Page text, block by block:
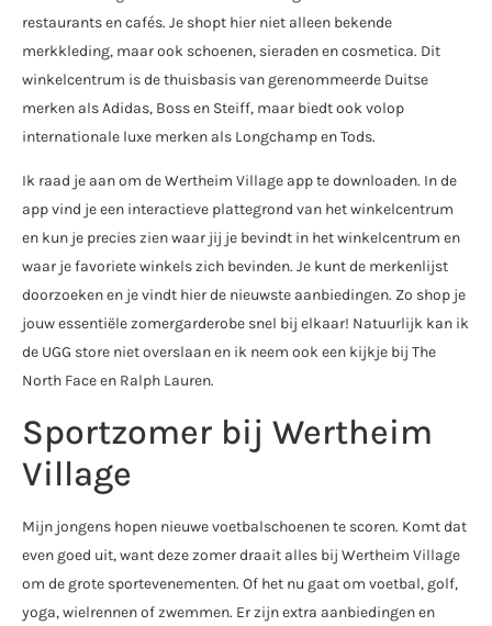
restaurants en cafés. Je shopt hier niet alleen bekende
merkkleding, maar ook schoenen, sieraden en cosmetica. Dit
winkelcentrum is de thuisbasis van gerenommeerde Duitse
merken als Adidas, Boss en Steiff, maar biedt ook volop
internationale luxe merken als Longchamp en Tods.
Ik raad je aan om de Wertheim Village app te downloaden. In de
app vind je een interactieve plattegrond van het winkelcentrum
en kun je precies zien waar jij je bevindt in het winkelcentrum en
waar je favoriete winkels zich bevinden. Je kunt de merkenlijst
doorzoeken en je vindt hier de nieuwste aanbiedingen. Zo shop je
jouw essentiële zomergarderobe snel bij elkaar! Natuurlijk kan ik
de UGG store niet overslaan en ik neem ook een kijkje bij The
North Face en Ralph Lauren.
Sportzomer bij Wertheim
Village
Mijn jongens hopen nieuwe voetbalschoenen te scoren. Komt dat
even goed uit, want deze zomer draait alles bij Wertheim Village
om de grote sportevenementen. Of het nu gaat om voetbal, golf,
yoga, wielrennen of zwemmen. Er zijn extra aanbiedingen en